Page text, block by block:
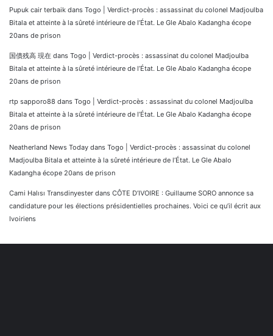
Pupuk cair terbaik dans Togo | Verdict-procès : assassinat du colonel Madjoulba
Bitala et atteinte à la sûreté intérieure de l’État. Le Gle Abalo Kadangha écope
20ans de prison
国債残高 現在 dans Togo | Verdict-procès : assassinat du colonel Madjoulba
Bitala et atteinte à la sûreté intérieure de l’État. Le Gle Abalo Kadangha écope
20ans de prison
rtp sapporo88 dans Togo | Verdict-procès : assassinat du colonel Madjoulba
Bitala et atteinte à la sûreté intérieure de l’État. Le Gle Abalo Kadangha écope
20ans de prison
Neatherland News Today dans Togo | Verdict-procès : assassinat du colonel
Madjoulba Bitala et atteinte à la sûreté intérieure de l’État. Le Gle Abalo
Kadangha écope 20ans de prison
Cami Halısı Transdinyester dans CÔTE D’IVOIRE : Guillaume SORO annonce sa
candidature pour les élections présidentielles prochaines. Voici ce qu’il écrit aux
Ivoiriens